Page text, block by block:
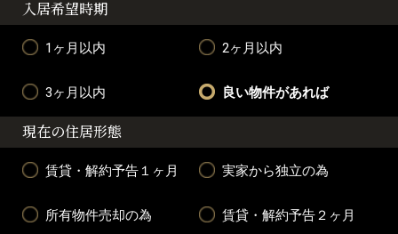
入居希望時期
1ヶ月以内 2ヶ月以内
3ヶ月以内 良い物件があれば
現在の住居形態
賃貸・解約予告１ヶ月 実家から独立の為
所有物件売却の為 賃貸・解約予告２ヶ月